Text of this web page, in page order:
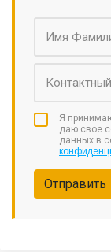
Я
даю свое
данных в
Отправить